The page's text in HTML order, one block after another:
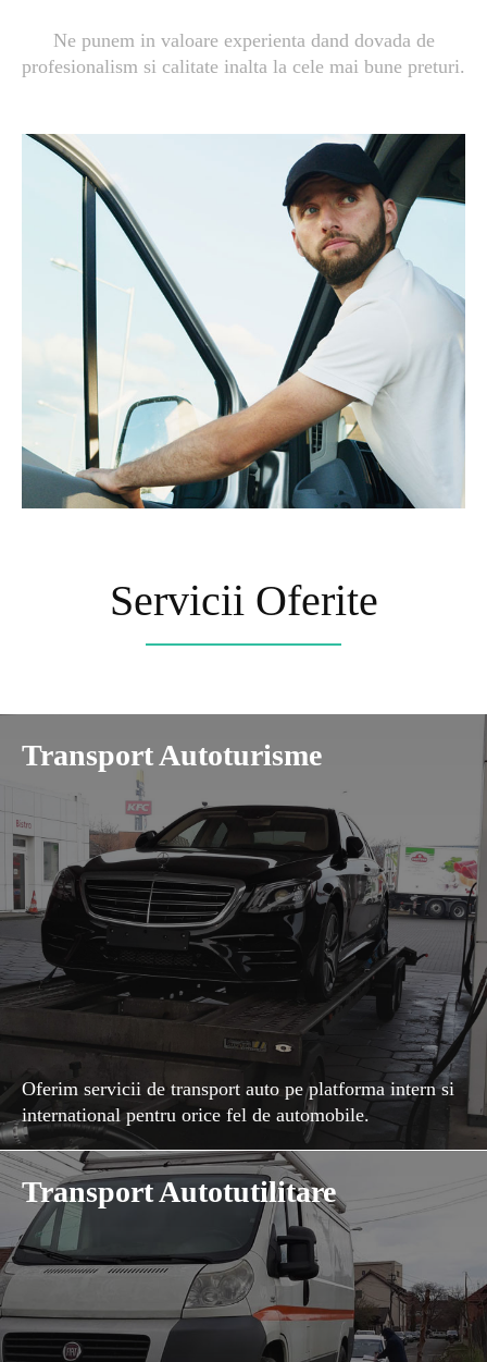
Ne punem in valoare experienta dand dovada de
profesionalism si calitate inalta la cele mai bune preturi.
Servicii Oferite
Transport Autoturisme
Oferim servicii de transport auto pe platforma intern si
international pentru orice fel de automobile.
Contacteaza-ne
Transport Autotutilitare